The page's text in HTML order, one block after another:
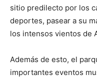
sitio predilecto por los
deportes, pasear a su
los intensos vientos de
Además de esto, el
importantes eventos